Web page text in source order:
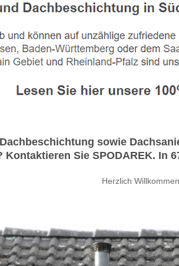
sowie
Sie SPODAREK. In
Herzlich